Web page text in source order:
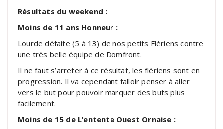
Résultats du weekend :
Moins de 11 ans Honneur :
Lourde défaite (5 à 13) de nos petits Flériens contre
une très belle équipe de Domfront.
Il ne faut s’arreter à ce résultat, les flériens sont en
progression. Il va cependant falloir penser à aller
vers le but pour pouvoir marquer des buts plus
facilement.
Moins de 15 de L’entente Ouest Ornaise :